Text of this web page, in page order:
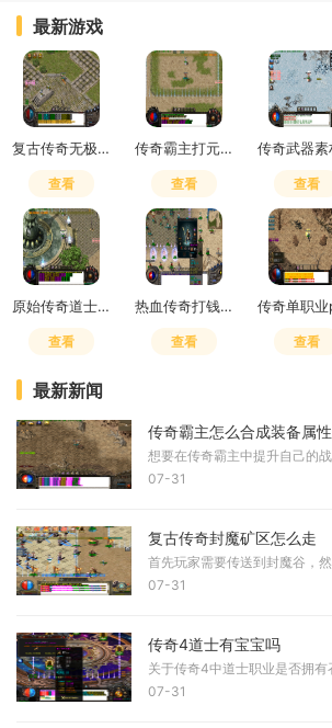
最新游戏
复古传奇无极真气有什么用
查看
传奇霸主打元宝买精灵划算不
查看 查看
原始传奇道士学4级狗还是符
查看
热血传奇打钱攻略最新
查看 查看
最新新闻
传奇霸主怎么合成装备属性
07-31
复古传奇封魔矿区怎么走
07-31
传奇4道士有宝宝吗
07-31